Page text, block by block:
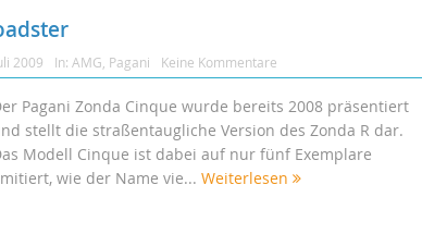
2009 In: AMG Pagani Keine Kommentare
Pagani Zonda Cinque wurde bereits 2008 präsentiert
stellt die straßentaugliche Version des Zonda R dar.
Modell Cinque ist dabei auf nur fünf Exemplare
wie der Name vie... Weiterlesen